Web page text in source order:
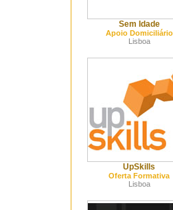
Sem Idade
Apoio Domiciliário
Lisboa
UpSkills
Oferta Formativa
Lisboa